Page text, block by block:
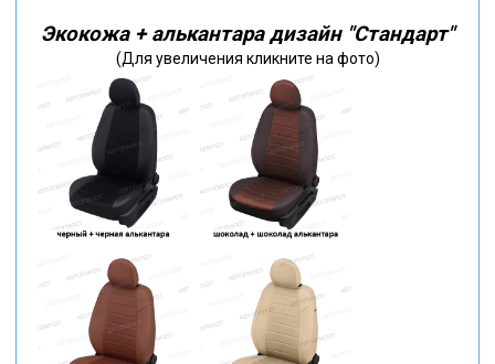
Экокожа + алькантара дизайн "Стандарт"
(Для увеличения кликните на фото)